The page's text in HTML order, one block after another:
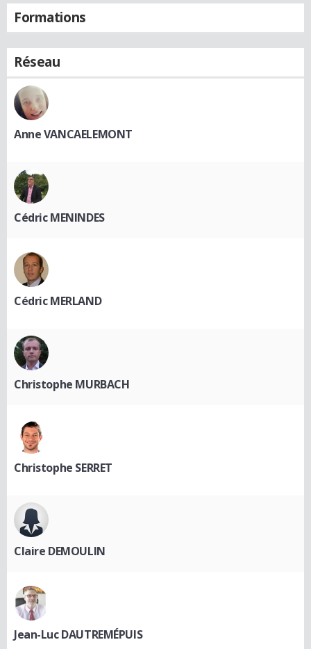
Formations
Réseau
Anne VANCAELEMONT
Cédric MENINDES
Cédric MERLAND
Christophe MURBACH
Christophe SERRET
Claire DEMOULIN
Jean-Luc DAUTREMÉPUIS